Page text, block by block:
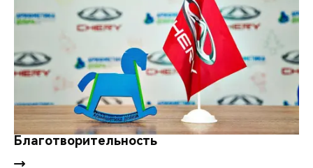
Благотворительность